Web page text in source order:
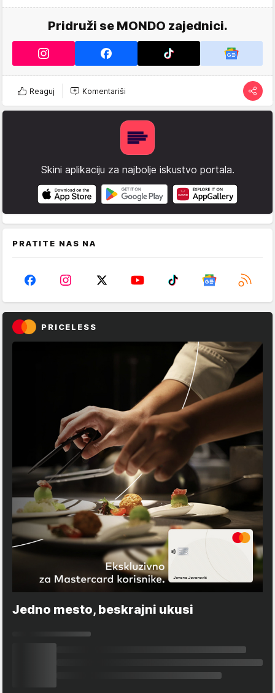
Pridruži se MONDO zajednici.
Reaguj Komentariši
Skini aplikaciju za najbolje iskustvo portala.
PRATITE NAS NA
PRICELESS
Jedno mesto, beskrajni ukusi